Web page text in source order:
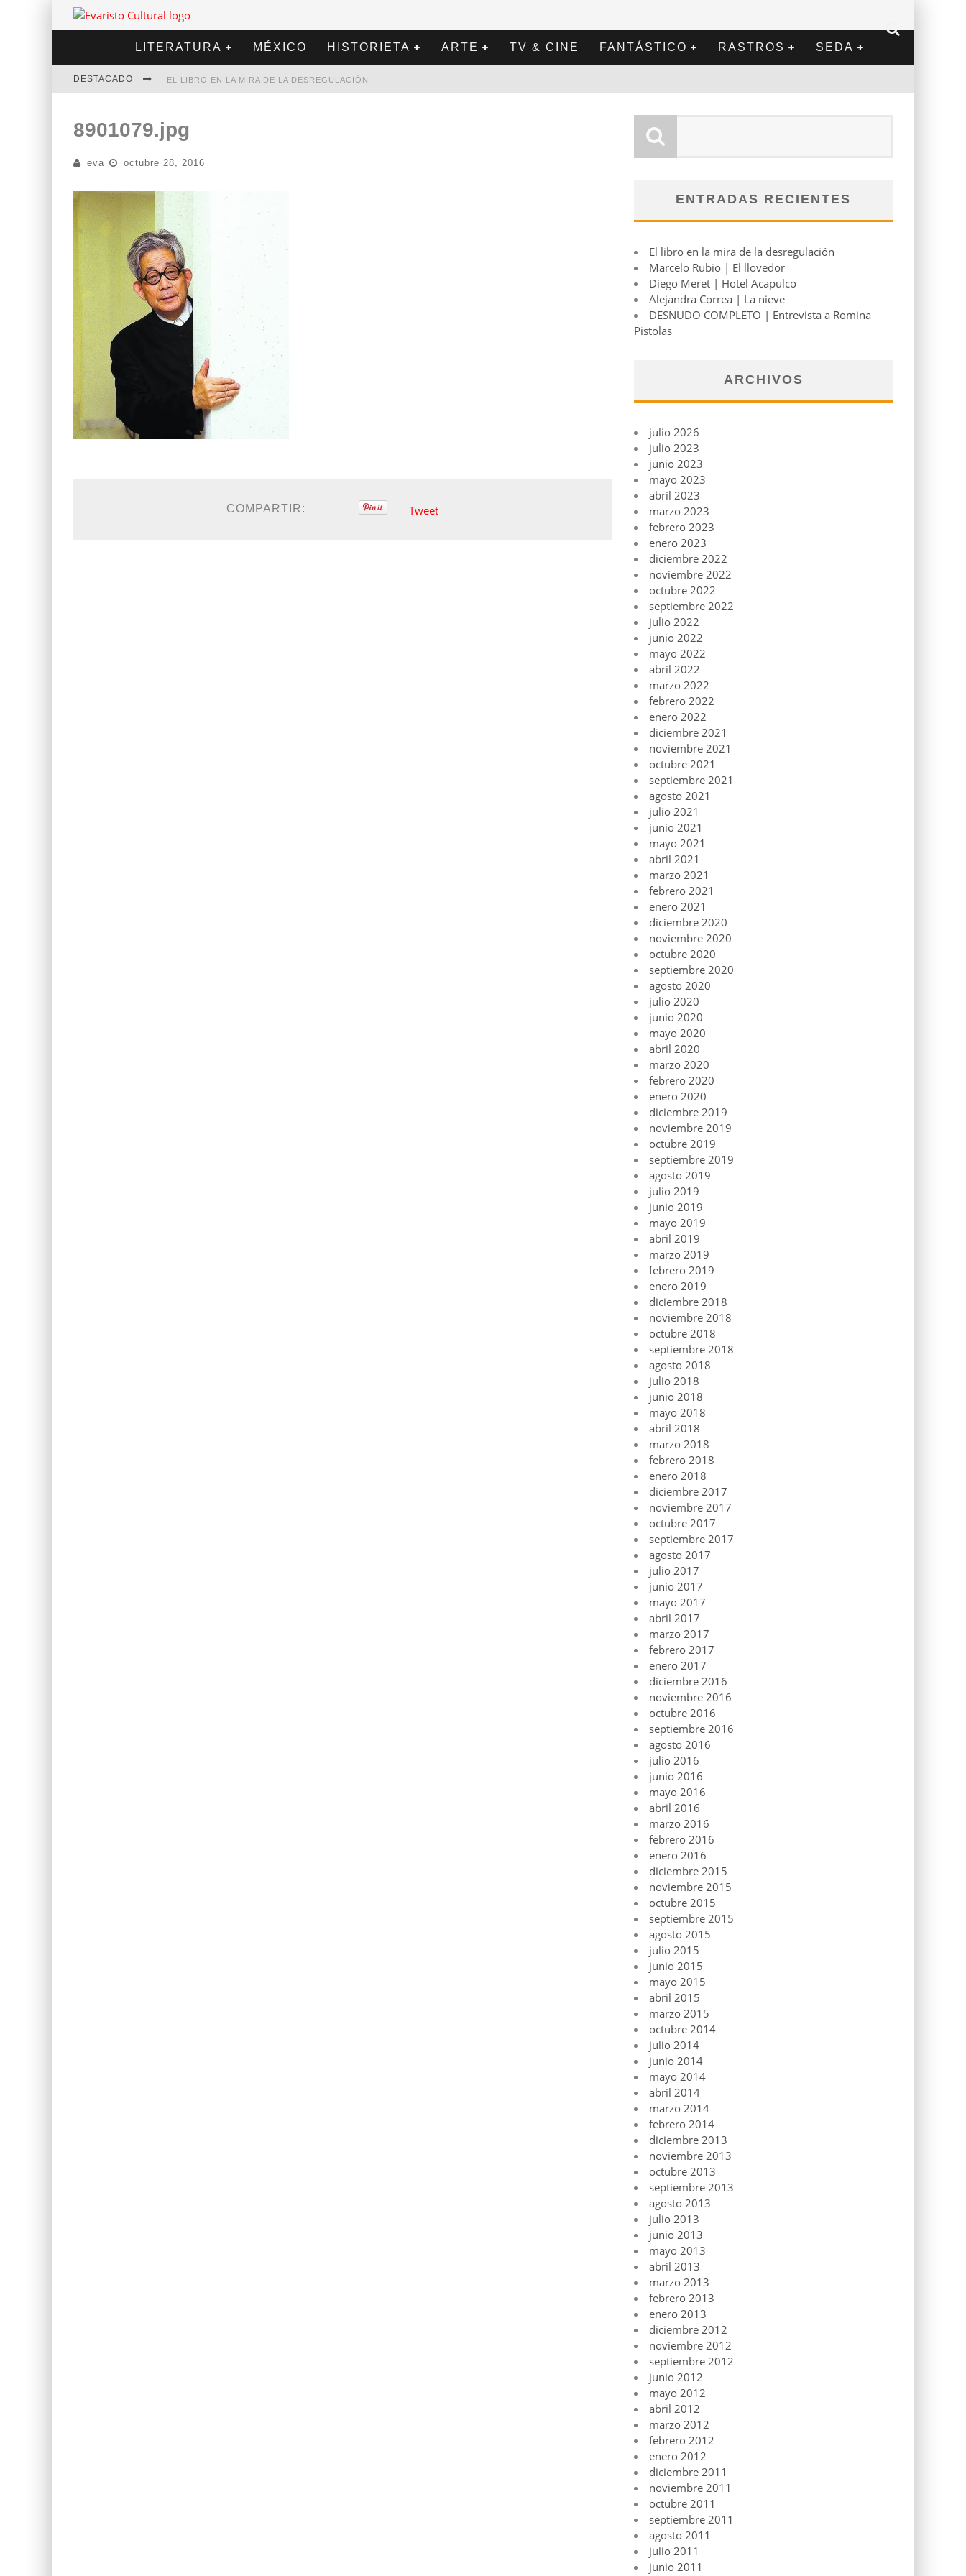
LITERATURA MÉXICO HISTORIETA ARTE TV & CINE FANTÁSTICO RASTROS SEDA
DESTACADO EL LIBRO EN LA MIRA DE LA DESREGULACIÓN
DIEGO MERET | HOTEL ACAPULCO
ALEJANDRA CORREA | LA NIEVE
8901079.jpg
eva octubre 28, 2016
COMPARTIR: Tweet
ENTRADAS RECIENTES
El libro en la mira de la desregulación
Marcelo Rubio | El llovedor
Diego Meret | Hotel Acapulco
Alejandra Correa | La nieve
DESNUDO COMPLETO | Entrevista a Romina
Pistolas
ARCHIVOS
julio 2026
julio 2023
junio 2023
mayo 2023
abril 2023
marzo 2023
febrero 2023
enero 2023
diciembre 2022
noviembre 2022
octubre 2022
septiembre 2022
julio 2022
junio 2022
mayo 2022
abril 2022
marzo 2022
febrero 2022
enero 2022
diciembre 2021
noviembre 2021
octubre 2021
septiembre 2021
agosto 2021
julio 2021
junio 2021
mayo 2021
abril 2021
marzo 2021
febrero 2021
enero 2021
diciembre 2020
noviembre 2020
octubre 2020
septiembre 2020
agosto 2020
julio 2020
junio 2020
mayo 2020
abril 2020
marzo 2020
febrero 2020
enero 2020
diciembre 2019
noviembre 2019
octubre 2019
septiembre 2019
agosto 2019
julio 2019
junio 2019
mayo 2019
abril 2019
marzo 2019
febrero 2019
enero 2019
diciembre 2018
noviembre 2018
octubre 2018
septiembre 2018
agosto 2018
julio 2018
junio 2018
mayo 2018
abril 2018
marzo 2018
febrero 2018
enero 2018
diciembre 2017
noviembre 2017
octubre 2017
septiembre 2017
agosto 2017
julio 2017
junio 2017
mayo 2017
abril 2017
marzo 2017
febrero 2017
enero 2017
diciembre 2016
noviembre 2016
octubre 2016
septiembre 2016
agosto 2016
julio 2016
junio 2016
mayo 2016
abril 2016
marzo 2016
febrero 2016
enero 2016
diciembre 2015
noviembre 2015
octubre 2015
septiembre 2015
agosto 2015
julio 2015
junio 2015
mayo 2015
abril 2015
marzo 2015
octubre 2014
julio 2014
junio 2014
mayo 2014
abril 2014
marzo 2014
febrero 2014
diciembre 2013
noviembre 2013
octubre 2013
septiembre 2013
agosto 2013
julio 2013
junio 2013
mayo 2013
abril 2013
marzo 2013
febrero 2013
enero 2013
diciembre 2012
noviembre 2012
septiembre 2012
junio 2012
mayo 2012
abril 2012
marzo 2012
febrero 2012
enero 2012
diciembre 2011
noviembre 2011
octubre 2011
septiembre 2011
agosto 2011
julio 2011
junio 2011